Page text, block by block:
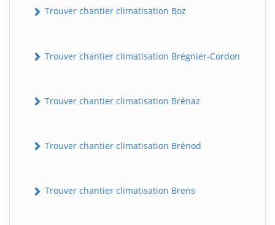
Trouver chantier climatisation Boz
Trouver chantier climatisation Brégnier-Cordon
Trouver chantier climatisation Brénaz
Trouver chantier climatisation Brénod
Trouver chantier climatisation Brens